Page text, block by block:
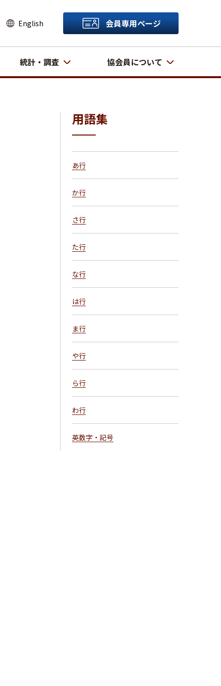
English 会員専用ページ
統計・調査 協会員について
用語集
あ行
か行
さ行
た行
な行
は行
ま行
や行
ら行
わ行
英数字・記号